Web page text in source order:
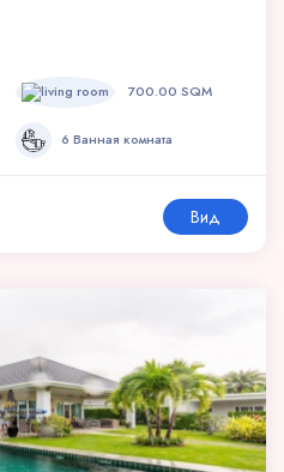
700.00 SQM
6 Ванная комната
Вид